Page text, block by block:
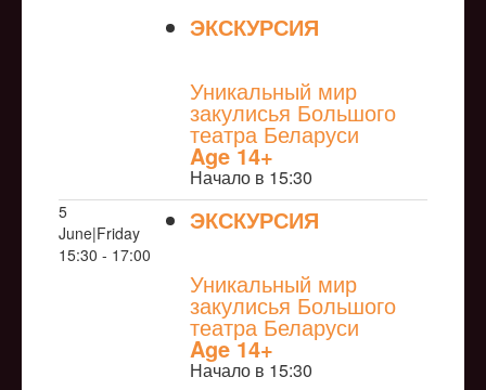
ЭКСКУРСИЯ
Уникальный мир
закулисья Большого
театра Беларуси
Age 14+
Начало в 15:30
5
June|Friday
15:30 - 17:00
ЭКСКУРСИЯ
Уникальный мир
закулисья Большого
театра Беларуси
Age 14+
Начало в 15:30